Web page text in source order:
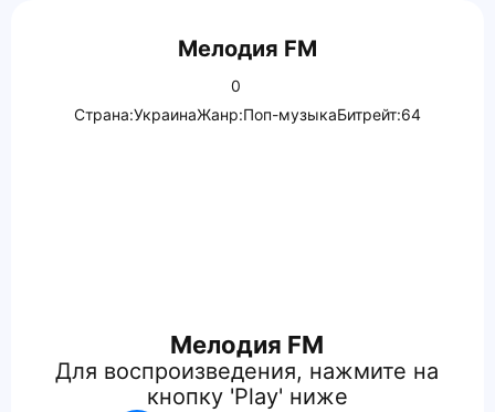
Мелодия FM
0
Страна:УкраинаЖанр:Поп-музыкаБитрейт:64
Мелодия FM
Для воспроизведения, нажмите на
кнопку 'Play' ниже